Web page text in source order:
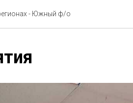
- Южный ф/о